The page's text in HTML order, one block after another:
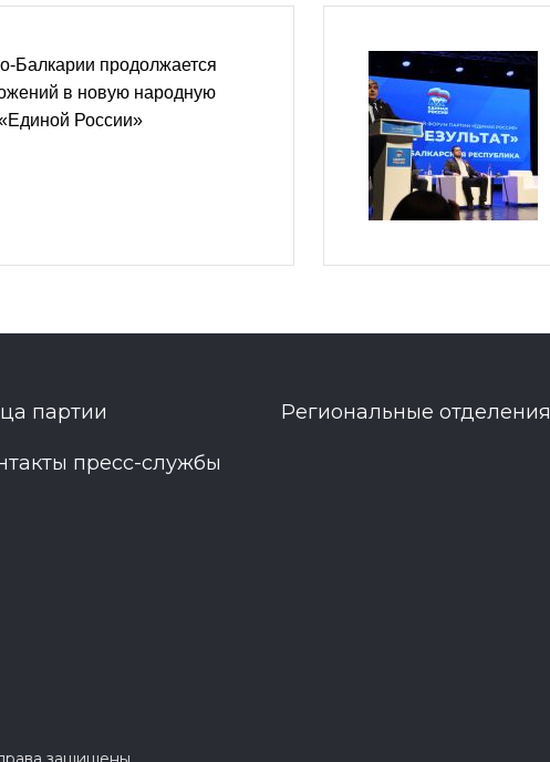
Балкарии продолжается
в новую народную
России»
партии Региональные отделения
пресс-службы